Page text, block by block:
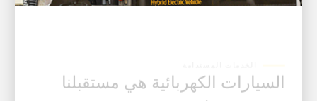
تلحق التكنولوجيا أخيرًا بتاريخ UPS المستدام